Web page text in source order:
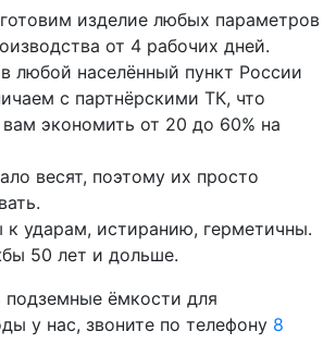
изделие любых параметров
от 4 рабочих дней.
любой населённый пункт России
с партнёрскими ТК, что
вам экономить от 20 до 60% на
весят, поэтому их просто
к ударам, истиранию, герметичны.
50 лет и дольше.
подземные ёмкости для
у нас, звоните по телефону 8